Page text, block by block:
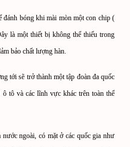
đánh bóng khi mài mòn một con chip (
là một thiết bị không thể thiếu trong
bảo chất lượng hàn.
tới sẽ trở thành một tập đoàn đa quốc
ô tô và các lĩnh vực khác trên toàn thế
ngoài, có mặt ở các quốc gia như